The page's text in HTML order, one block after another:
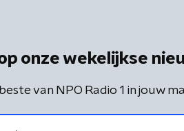
onze wekelijkse
van NPO Radio 1 in jouw